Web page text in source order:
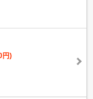
円)